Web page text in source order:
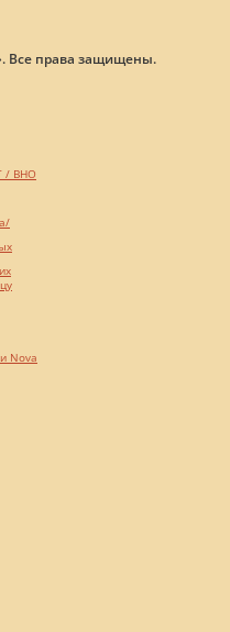
Все права защищены.
/ ВНО
Nova